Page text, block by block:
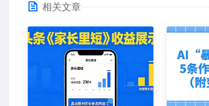
相关文章